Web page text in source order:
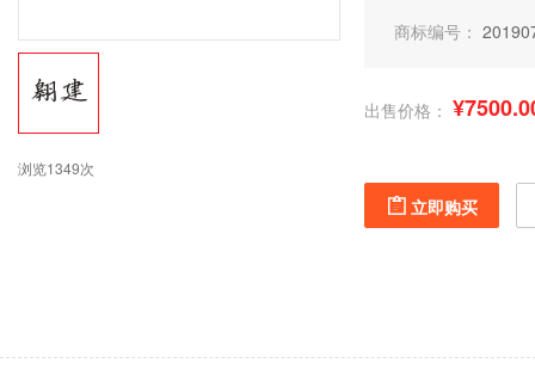
浏览1349次
商标编号：
出售价格：
立即购买